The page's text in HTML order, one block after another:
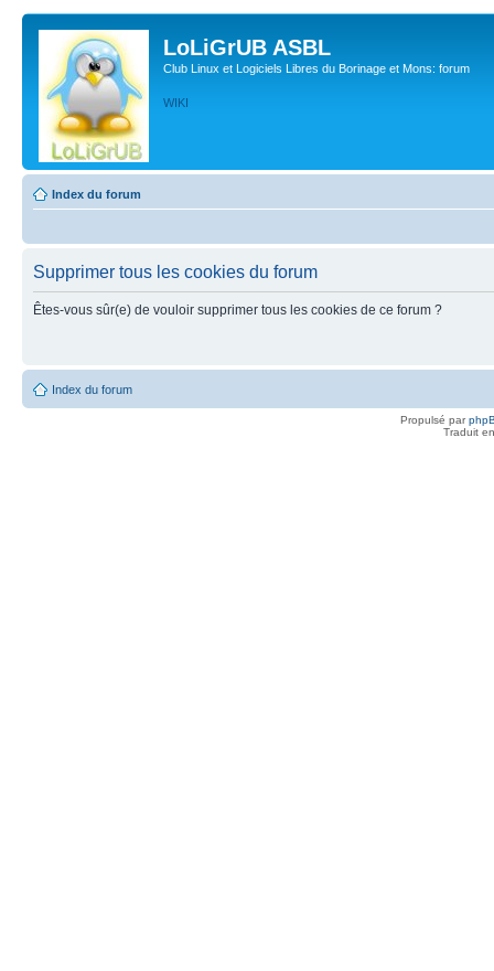
LoLiGrUB ASBL
Club Linux et Logiciels Libres du Borinage et Mons: forum
WIKI
Index du forum
Supprimer tous les cookies du forum
Êtes-vous sûr(e) de vouloir supprimer tous les cookies de ce forum ?
Index du forum
Propulsé par
Traduit